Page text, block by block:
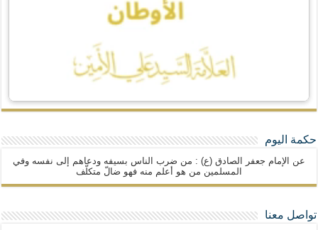
حكمة اليوم
عن الإمام جعفر الصادق (ع) : من ضرب الناس بسيفه ودعاهم إلى نفسه وفي
المسلمين من هو أعلم منه فهو ضالّ متكلّف
تواصل معنا